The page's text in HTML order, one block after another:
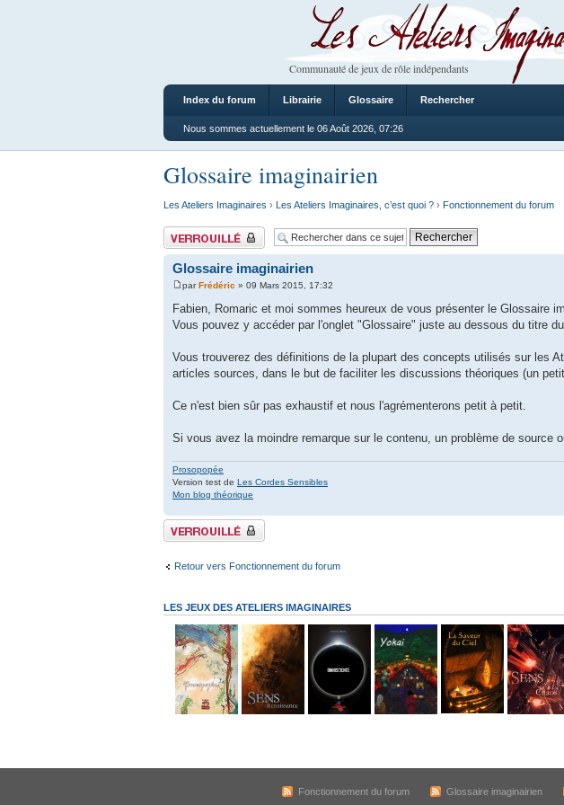
Les Ateliers Imaginaires
Communauté de jeux de rôle indépendants
Index du forum Librairie Glossaire Rechercher
Nous sommes actuellement le 06 Août 2026, 07:26
Glossaire imaginairien
Les Ateliers Imaginaires › Les Ateliers Imaginaires, c’est quoi ? › Fonctionnement du forum
Sujet verrouillé
Glossaire imaginairien
parFrédéric » 09 Mars 2015, 17:32
Fabien, Romaric et moi sommes heureux de vous présenter le Glossaire
Vous pouvez y accéder par l'onglet "Glossaire" juste au dessous du titre
Vous trouverez des définitions de la plupart des concepts utilisés sur les
articles sources, dans le but de faciliter les discussions théoriques (un
Ce n'est bien sûr pas exhaustif et nous l'agrémenterons petit à petit.
Si vous avez la moindre remarque sur le contenu, un problème de
Prosopopée
Version test de Les Cordes Sensibles
Mon blog théorique
Sujet verrouillé
Retour vers Fonctionnement du forum
LES JEUX DES ATELIERS IMAGINAIRES
Fonctionnement du forum Glossaire imaginairien